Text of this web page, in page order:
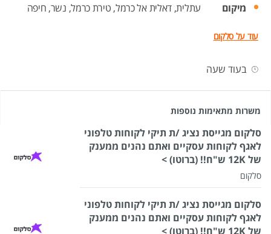
מיקום
עתלית, דאלית אל כרמל, טירת כרמל, נשר, חיפה
עוד על סלקום
בעוד שעה
משרות מתאימות נוספות
סלקום מגייסת נציג /ת תיקי לקוחות טלפוני
לאגף לקוחות עסקיים ואתם נהנים ממענק
של 12K ש"ח!! (ברוטו) >
סלקום
סלקום מגייסת נציג /ת תיקי לקוחות טלפוני
לאגף לקוחות עסקיים ואתם נהנים ממענק
של 12K ש"ח!! (ברוטו) >